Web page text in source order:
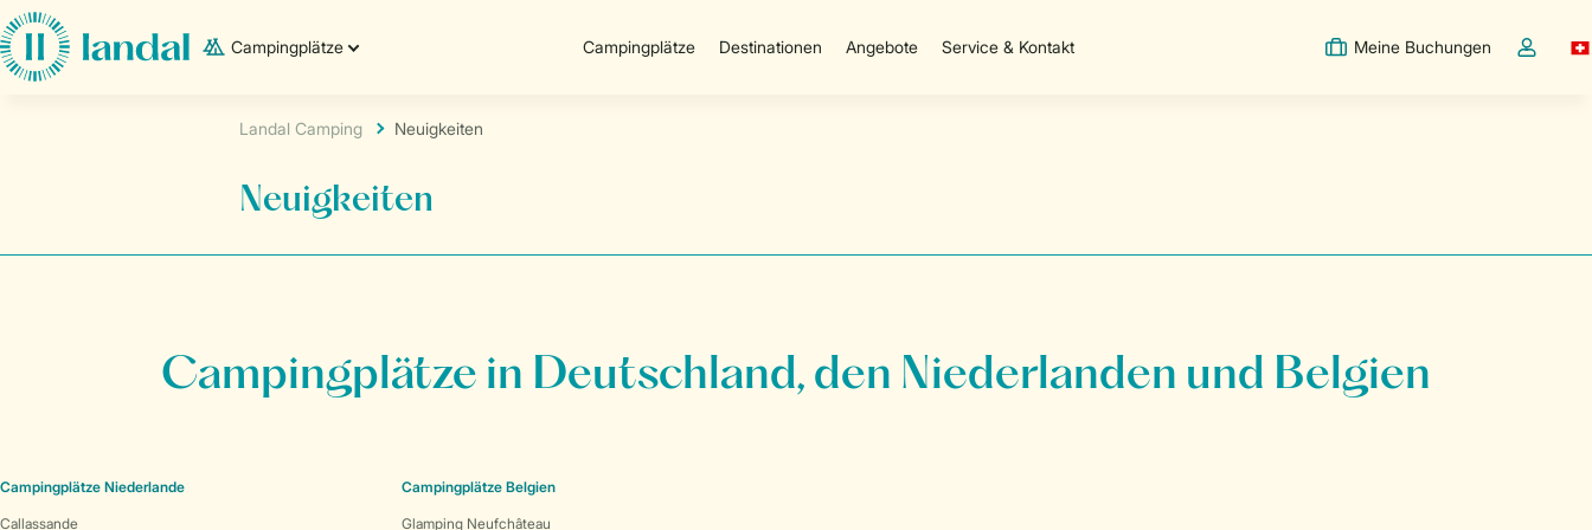
Campingplätze Campingplätze Destinationen Angebote Service & Kontakt Meine Buchungen
Landal Camping Neuigkeiten
Neuigkeiten
Campingplätze in Deutschland, den Niederlanden und Belgien
Campingplätze Niederlande
Callassande
Campingplätze Belgien
Glamping Neufchâteau